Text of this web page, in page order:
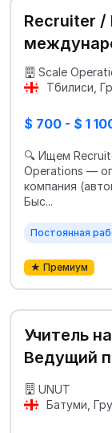
Recruiter /
Operations
Scale
Тбилиси,
$ 700 - $ 1
🔍 Ищем
Operations —
компания
Быс...
Постоянная
★ Премиум
Учитель
Ведущий
UNUT
Батуми,